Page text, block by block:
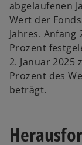
abgelaufenen
Wert der
Jahres.
Prozent
2. Januar 2025
Prozent des
beträgt.